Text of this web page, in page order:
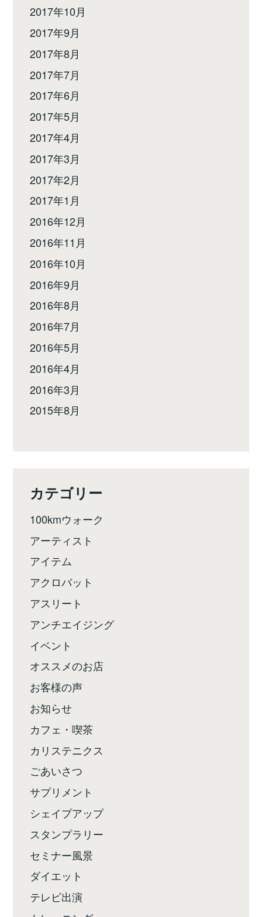
2017年10月
2017年9月
2017年8月
2017年7月
2017年6月
2017年5月
2017年4月
2017年3月
2017年2月
2017年1月
2016年12月
2016年11月
2016年10月
2016年9月
2016年8月
2016年7月
2016年5月
2016年4月
2016年3月
2015年8月
カテゴリー
100kmウォーク
アーティスト
アイテム
アクロバット
アスリート
アンチエイジング
イベント
オススメのお店
お客様の声
お知らせ
カフェ・喫茶
カリステニクス
ごあいさつ
サプリメント
シェイプアップ
スタンプラリー
セミナー風景
ダイエット
テレビ出演